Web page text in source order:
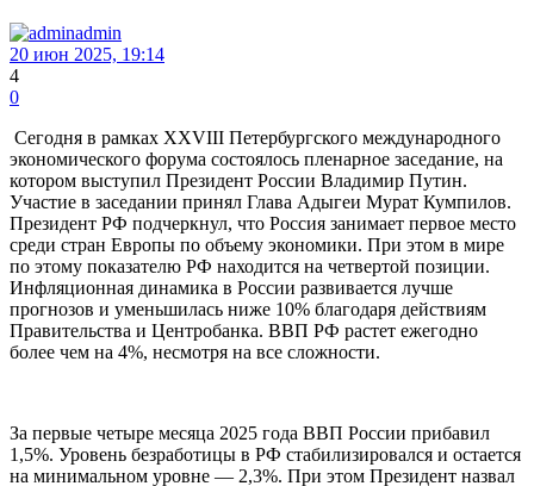
admin
20 июн 2025, 19:14
4
0
Сегодня в рамках XXVIII Петербургского международного
экономического форума состоялось пленарное заседание, на
котором выступил Президент России Владимир Путин.
Участие в заседании принял Глава Адыгеи Мурат Кумпилов.
Президент РФ подчеркнул, что Россия занимает первое место
среди стран Европы по объему экономики. При этом в мире
по этому показателю РФ находится на четвертой позиции.
Инфляционная динамика в России развивается лучше
прогнозов и уменьшилась ниже 10% благодаря действиям
Правительства и Центробанка. ВВП РФ растет ежегодно
более чем на 4%, несмотря на все сложности.
За первые четыре месяца 2025 года ВВП России прибавил
1,5%. Уровень безработицы в РФ стабилизировался и остается
на минимальном уровне — 2,3%. При этом Президент назвал